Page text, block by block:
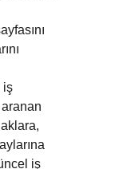
iş
aranan
iş